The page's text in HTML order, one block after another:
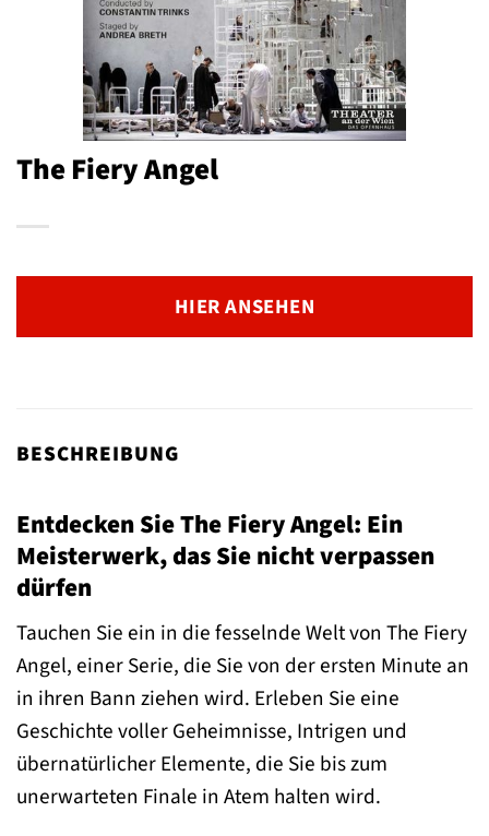
The Fiery Angel
HIER ANSEHEN
BESCHREIBUNG
Entdecken Sie The Fiery Angel: Ein
Meisterwerk, das Sie nicht verpassen
dürfen
Tauchen Sie ein in die fesselnde Welt von The Fiery
Angel, einer Serie, die Sie von der ersten Minute an
in ihren Bann ziehen wird. Erleben Sie eine
Geschichte voller Geheimnisse, Intrigen und
übernatürlicher Elemente, die Sie bis zum
unerwarteten Finale in Atem halten wird.